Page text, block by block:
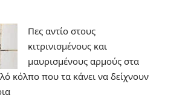
Πες αντίο στους
κιτρινισμένους και
μαυρισμένους αρμούς στα
κόλπο που τα κάνει να δείχνουν